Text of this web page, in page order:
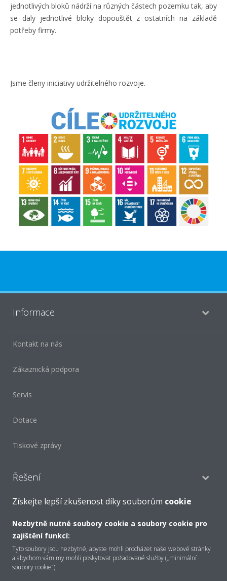
jednotlivých bloků nádrží na různých částech pozemku tak, aby
se daly jednotlivé bloky dopouštět z ostatních na základě
potřeby firmy.
Jsme členy iniciativy udržitelného rozvoje.
Informace
Kontakt na nás
Zákaznická podpora
Servis
Dotace
Tiskové zprávy
Řešení
Pro váš domov
Maloobchod
Kanceláře
Získejte lepší zkušenost díky souborům cookie
Nezbytně nutné soubory cookie a soubory cookie pro
zajištění funkcí:
Tyto soubory jsou nezbytné, abyste mohli procházet naše webové stránky
a abychom vám my mohli poskytovat požadované služby („minimální
soubory cookie“).